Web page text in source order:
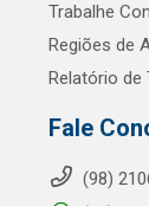
Trabalhe
Regiões de
Relatório de
Fale
(98)